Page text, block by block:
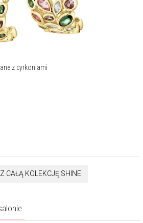
z cyrkoniami
CAŁĄ KOLEKCJĘ SHINE